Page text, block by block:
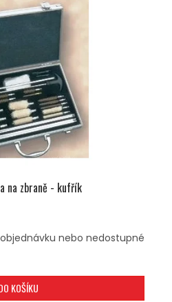
na zbraně - kufřík
nebo nedostupné
KOŠÍKU